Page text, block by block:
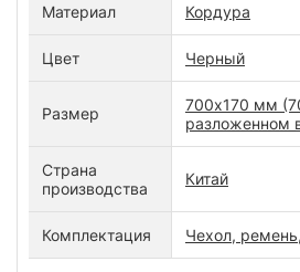
Материал Кордура
Цвет Черный
Размер
700х170 мм
разложенном
Страна
производства
Китай
Комплектация Чехол,